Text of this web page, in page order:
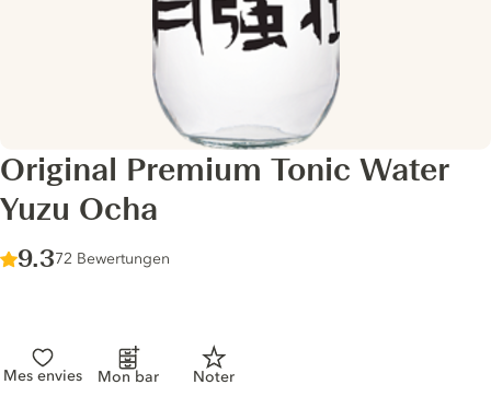
Original Premium Tonic Water
Yuzu Ocha
Score :
9.3/ 10
72 Bewertungen
Mes envies Mon bar Noter